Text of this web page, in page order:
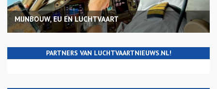
MIJNBOUW, EU EN LUCHTVAART
PARTNERS VAN LUCHTVAARTNIEUWS.NL!